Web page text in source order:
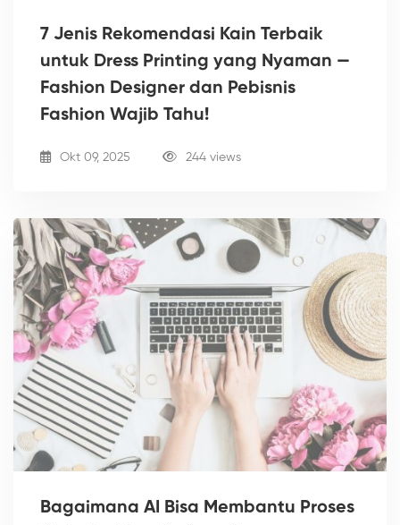
7 Jenis Rekomendasi Kain Terbaik
untuk Dress Printing yang Nyaman —
Fashion Designer dan Pebisnis
Fashion Wajib Tahu!
Okt 09, 2025 244 views
Bagaimana AI Bisa Membantu Proses